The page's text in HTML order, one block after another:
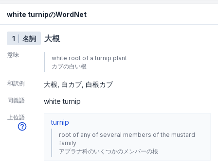
white turnipのWordNet
1 名詞 大根
意味
white root of a turnip plant
カブの白い根
和訳例 大根 白カブ 白根カブ
同義語 white turnip
上位語
turnip
root of any of several members of the mustard
family
アブラナ科のいくつかのメンバーの根